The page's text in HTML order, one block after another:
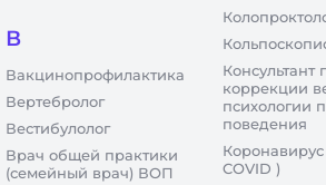
В
Вакцинопрофилактика
Вертебролог
Вестибулолог
Врач общей практики
(семейный врач) ВОП
Консультант
коррекции
психологии
поведения
COVID )